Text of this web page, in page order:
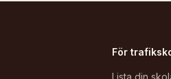
För
Lista din